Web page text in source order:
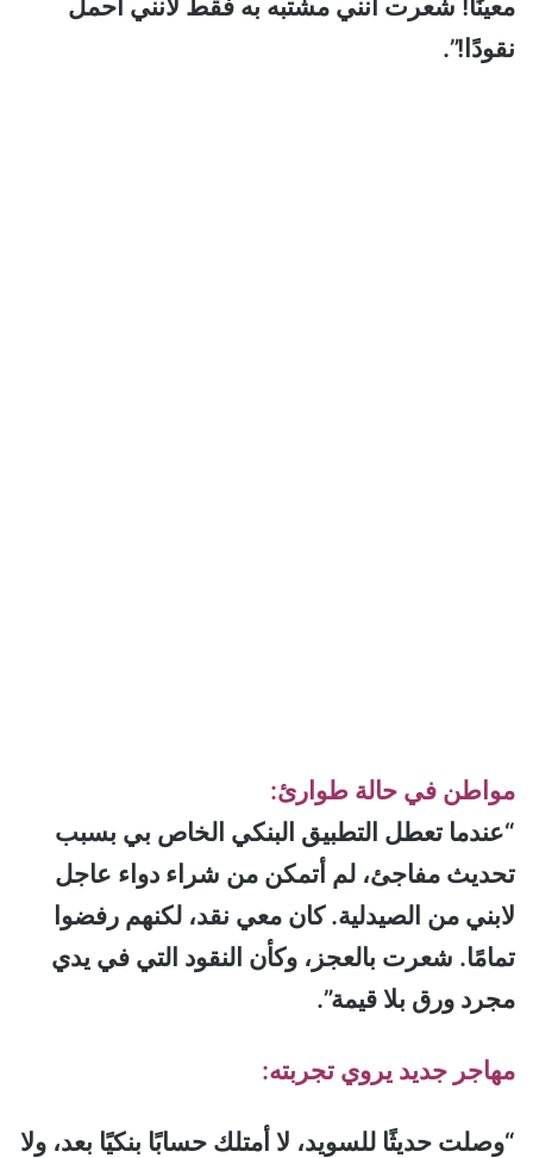
معينًا! شعرت أنني مشتبه به فقط لأنني أحمل
نقودًا!”.
مواطن في حالة طوارئ:
“عندما تعطل التطبيق البنكي الخاص بي بسبب
تحديث مفاجئ، لم أتمكن من شراء دواء عاجل
لابني من الصيدلية. كان معي نقد، لكنهم رفضوا
تمامًا. شعرت بالعجز، وكأن النقود التي في يدي
مجرد ورق بلا قيمة”.
مهاجر جديد يروي تجربته:
“وصلت حديثًا للسويد، لا أمتلك حسابًا بنكيًا بعد، ولا